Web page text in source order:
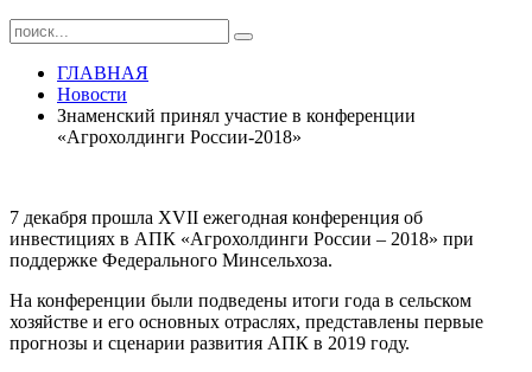
ГЛАВНАЯ
Новости
Знаменский принял участие в конференции
«Агрохолдинги России-2018»
7 декабря прошла ХVII ежегодная конференция об
инвестициях в АПК «Агрохолдинги России – 2018» при
поддержке Федерального Минсельхоза.
На конференции были подведены итоги года в сельском
хозяйстве и его основных отраслях, представлены первые
прогнозы и сценарии развития АПК в 2019 году.